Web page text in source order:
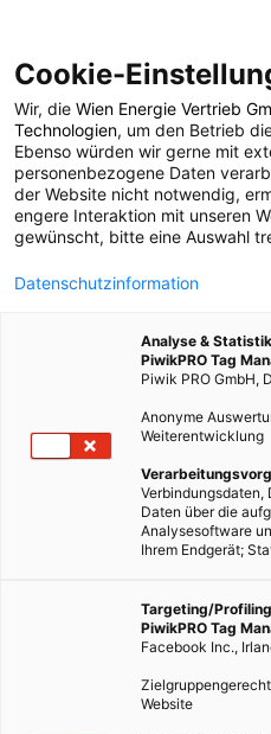
POSTS
Deep
Cookie-
Wir, die Wien Energie Vertrieb
Technologien, um den Betrieb
Ebenso würden wir gerne mit
personenbezogene Daten
der Website nicht notwendig,
engere Interaktion mit unseren
gewünscht, bitte eine Auswahl
Datenschutzinformation
Analyse &
PiwikPRO Tag
Piwik PRO GmbH,
Anonyme
Weiterentwicklung
Verbindungsdaten,
Daten über die
Analysesoftware
Ihrem Endgerät;
Targeting/
PiwikPRO Tag
Facebook Inc.,
Website